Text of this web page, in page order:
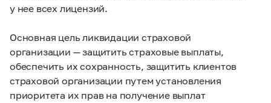
у нее всех лицензий.
Основная цель ликвидации страховой
организации — защитить страховые выплаты,
обеспечить их сохранность, защитить клиентов
страховой организации путем установления
приоритета их прав на получение выплат